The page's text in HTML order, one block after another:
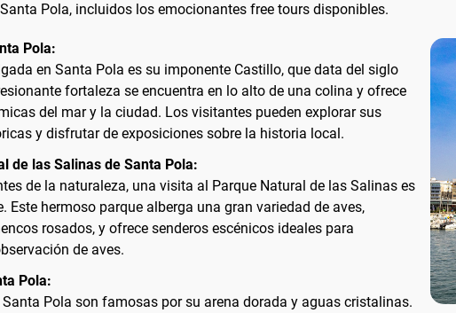
Pola, incluidos los emocionantes free tours disponibles.
Pola:
en Santa Pola es su imponente Castillo, que data del siglo
fortaleza se encuentra en lo alto de una colina y ofrece
del mar y la ciudad. Los visitantes pueden explorar sus
y disfrutar de exposiciones sobre la historia local.
de las Salinas de Santa Pola:
de la naturaleza, una visita al Parque Natural de las Salinas es
Este hermoso parque alberga una gran variedad de aves,
rosados, y ofrece senderos escénicos ideales para
de aves.
Pola:
Pola son famosas por su arena dorada y aguas cristalinas.